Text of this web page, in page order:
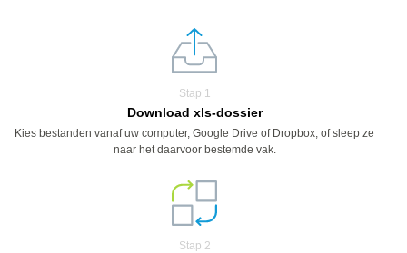
Stap 1
Download xls-dossier
Kies bestanden vanaf uw computer, Google Drive of Dropbox, of sleep ze
naar het daarvoor bestemde vak.
Stap 2